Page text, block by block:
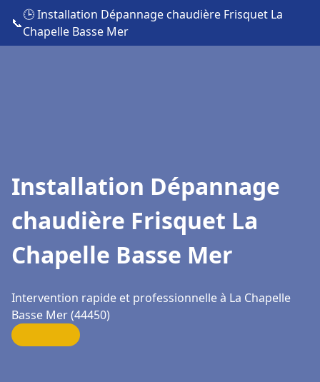
📞
🕒 Installation Dépannage chaudière Frisquet La
Chapelle Basse Mer
Installation Dépannage
chaudière Frisquet La
Chapelle Basse Mer
Intervention rapide et professionnelle à La Chapelle
Basse Mer (44450)